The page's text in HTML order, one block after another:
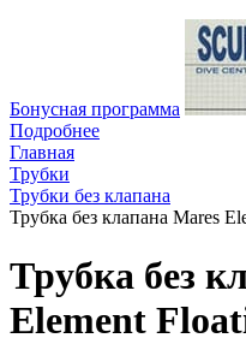
Бонусная программа
Подробнее
Главная
Трубки
Трубки без клапана
Трубка без клапана Mares
Трубка без
Element